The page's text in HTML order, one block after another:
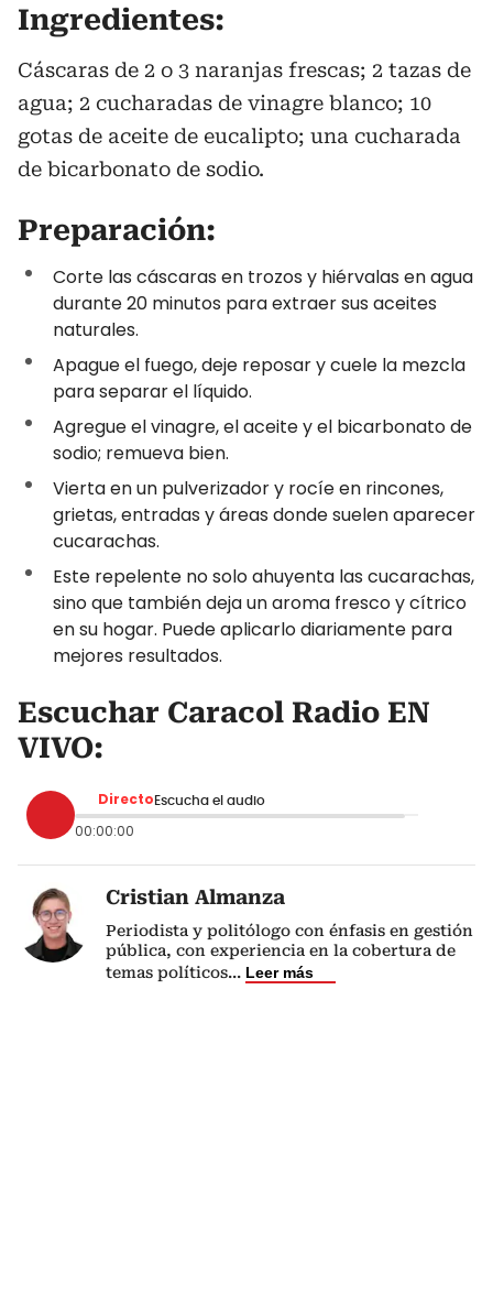
Ingredientes:
Cáscaras de 2 o 3 naranjas frescas; 2 tazas de
agua; 2 cucharadas de vinagre blanco; 10
gotas de aceite de eucalipto; una cucharada
de bicarbonato de sodio.
Preparación:
Corte las cáscaras en trozos y hiérvalas en agua
durante 20 minutos para extraer sus aceites
naturales.
Apague el fuego, deje reposar y cuele la mezcla
para separar el líquido.
Agregue el vinagre, el aceite y el bicarbonato de
sodio; remueva bien.
Vierta en un pulverizador y rocíe en rincones,
grietas, entradas y áreas donde suelen aparecer
cucarachas.
Este repelente no solo ahuyenta las cucarachas,
sino que también deja un aroma fresco y cítrico
en su hogar. Puede aplicarlo diariamente para
mejores resultados.
Escuchar Caracol Radio EN
VIVO:
Directo Escucha el audio
00:00:00
Cristian Almanza
Periodista y politólogo con énfasis en gestión
pública, con experiencia en la cobertura de
temas políticos... Leer más